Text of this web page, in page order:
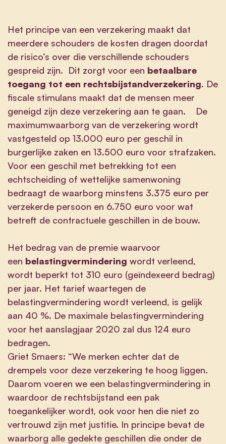
Het principe van een verzekering maakt dat
meerdere schouders de kosten dragen doordat
de risico’s over die verschillende schouders
gespreid zijn. Dit zorgt voor een betaalbare
toegang tot een rechtsbijstandverzekering. De
fiscale stimulans maakt dat de mensen meer
geneigd zijn deze verzekering aan te gaan. De
maximumwaarborg van de verzekering wordt
vastgesteld op 13.000 euro per geschil in
burgerlijke zaken en 13.500 euro voor strafzaken.
Voor een geschil met betrekking tot een
echtscheiding of wettelijke samenwoning
bedraagt de waarborg minstens 3.375 euro per
verzekerde persoon en 6.750 euro voor wat
betreft de contractuele geschillen in de bouw.
Het bedrag van de premie waarvoor
een belastingvermindering wordt verleend,
wordt beperkt tot 310 euro (geïndexeerd bedrag)
per jaar. Het tarief waartegen de
belastingvermindering wordt verleend, is gelijk
aan 40 %. De maximale belastingvermindering
voor het aanslagjaar 2020 zal dus 124 euro
bedragen.
Griet Smaers: “We merken echter dat de
drempels voor deze verzekering te hoog liggen.
Daarom voeren we een belastingvermindering in
waardoor de rechtsbijstand een pak
toegankelijker wordt, ook voor hen die niet zo
vertrouwd zijn met justitie. In principe bevat de
waarborg alle gedekte geschillen die onder de